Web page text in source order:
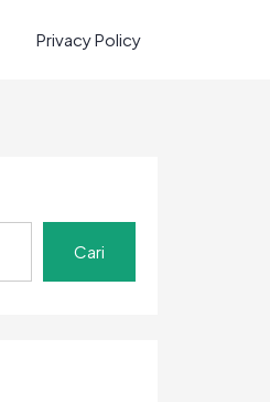
Privacy Policy
Cari